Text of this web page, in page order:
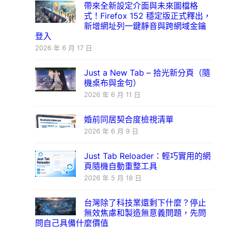
帶來全新設定介面與未來圖檔格
式！Firefox 152 穩定版正式釋出，
新增網址列一鍵靜音與跨網域金鑰
登入
2026 年 6 月 17 日
Just a New Tab – 拾光新分頁（隨
機桌布與金句）
2026 年 6 月 11 日
婚前同居契合度檢視清單
2026 年 6 月 9 日
Just Tab Reloader：輕巧實用的網
頁隨機自動重整工具
2026 年 5 月 18 日
台灣除了科技業還剩下什麼？停止
無效焦慮和製造無意義問題，先問
問自己具備什麼價值